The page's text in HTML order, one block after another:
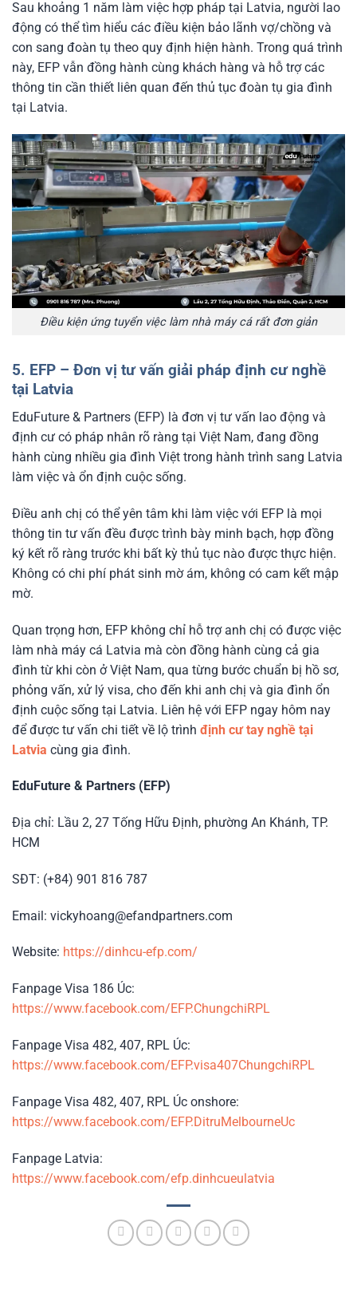
Sau khoảng 1 năm làm việc hợp pháp tại Latvia, người lao
động có thể tìm hiểu các điều kiện bảo lãnh vợ/chồng và
con sang đoàn tụ theo quy định hiện hành. Trong quá trình
này, EFP vẫn đồng hành cùng khách hàng và hỗ trợ các
thông tin cần thiết liên quan đến thủ tục đoàn tụ gia đình
tại Latvia.
Điều kiện ứng tuyển việc làm nhà máy cá rất đơn giản
5. EFP – Đơn vị tư vấn giải pháp định cư nghề
tại Latvia
EduFuture & Partners (EFP) là đơn vị tư vấn lao động và
định cư có pháp nhân rõ ràng tại Việt Nam, đang đồng
hành cùng nhiều gia đình Việt trong hành trình sang Latvia
làm việc và ổn định cuộc sống.
Điều anh chị có thể yên tâm khi làm việc với EFP là mọi
thông tin tư vấn đều được trình bày minh bạch, hợp đồng
ký kết rõ ràng trước khi bất kỳ thủ tục nào được thực hiện.
Không có chi phí phát sinh mờ ám, không có cam kết mập
mờ.
Quan trọng hơn, EFP không chỉ hỗ trợ anh chị có được việc
làm nhà máy cá Latvia mà còn đồng hành cùng cả gia
đình từ khi còn ở Việt Nam, qua từng bước chuẩn bị hồ sơ,
phỏng vấn, xử lý visa, cho đến khi anh chị và gia đình ổn
định cuộc sống tại Latvia. Liên hệ với EFP ngay hôm nay
để được tư vấn chi tiết về lộ trình định cư tay nghề tại
Latvia cùng gia đình.
EduFuture & Partners (EFP)
Địa chỉ: Lầu 2, 27 Tống Hữu Định, phường An Khánh, TP.
HCM
SĐT: (+84) 901 816 787
Email: vickyhoang@efandpartners.com
Website: https://dinhcu-efp.com/
Fanpage Visa 186 Úc:
https://www.facebook.com/EFP.ChungchiRPL
Fanpage Visa 482, 407, RPL Úc:
https://www.facebook.com/EFP.visa407ChungchiRPL
Fanpage Visa 482, 407, RPL Úc onshore:
https://www.facebook.com/EFP.DitruMelbourneUc
Fanpage Latvia:
https://www.facebook.com/efp.dinhcueulatvia